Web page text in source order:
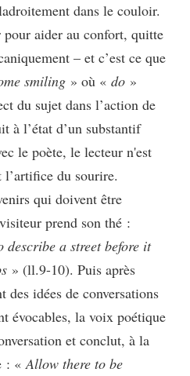
dans le couloir.
aider au confort, quitte
– et c’est ce que
smiling » où « do »
du sujet dans l’action de
à l’état d’un substantif
le poète, le lecteur n'est
du sourire.
qui doivent être
prend son thé :
a street before it
» (ll.9-10). Puis après
des idées de conversations
évocables, la voix poétique
et conclut, à la
: « Allow there to be